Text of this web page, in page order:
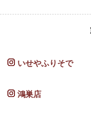
いせやふりそで
鴻巣店